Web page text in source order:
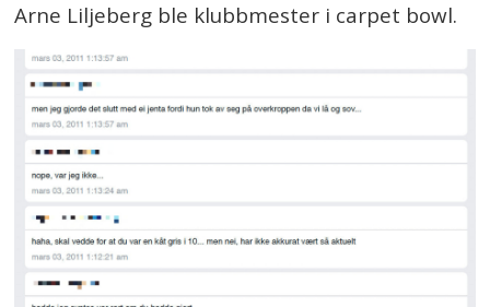
Arne Liljeberg ble klubbmester i carpet bowl.